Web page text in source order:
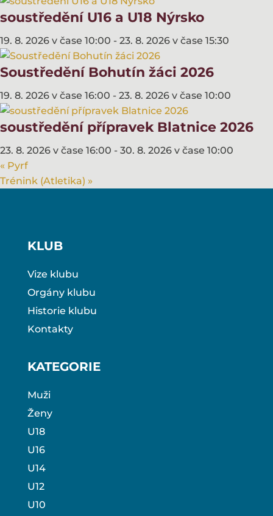
soustředění U16 a U18 Nýrsko
19. 8. 2026 v čase 10:00 - 23. 8. 2026 v čase 15:30
Soustředění Bohutín žáci 2026
19. 8. 2026 v čase 16:00 - 23. 8. 2026 v čase 10:00
soustředění přípravek Blatnice 2026
23. 8. 2026 v čase 16:00 - 30. 8. 2026 v čase 10:00
« Pyrf
Trénink (Atletika) »
KLUB
Vize klubu
Orgány klubu
Historie klubu
Kontakty
KATEGORIE
Muži
Ženy
U18
U16
U14
U12
U10